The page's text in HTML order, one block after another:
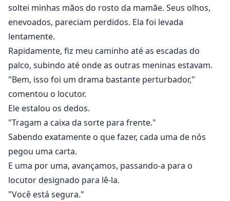
soltei minhas mãos do rosto da mamãe. Seus olhos,
enevoados, pareciam perdidos. Ela foi levada
lentamente.
Rapidamente, fiz meu caminho até as escadas do
palco, subindo até onde as outras meninas estavam.
"Bem, isso foi um drama bastante perturbador,"
comentou o locutor.
Ele estalou os dedos.
"Tragam a caixa da sorte para frente."
Sabendo exatamente o que fazer, cada uma de nós
pegou uma carta.
E uma por uma, avançamos, passando-a para o
locutor designado para lê-la.
"Você está segura."